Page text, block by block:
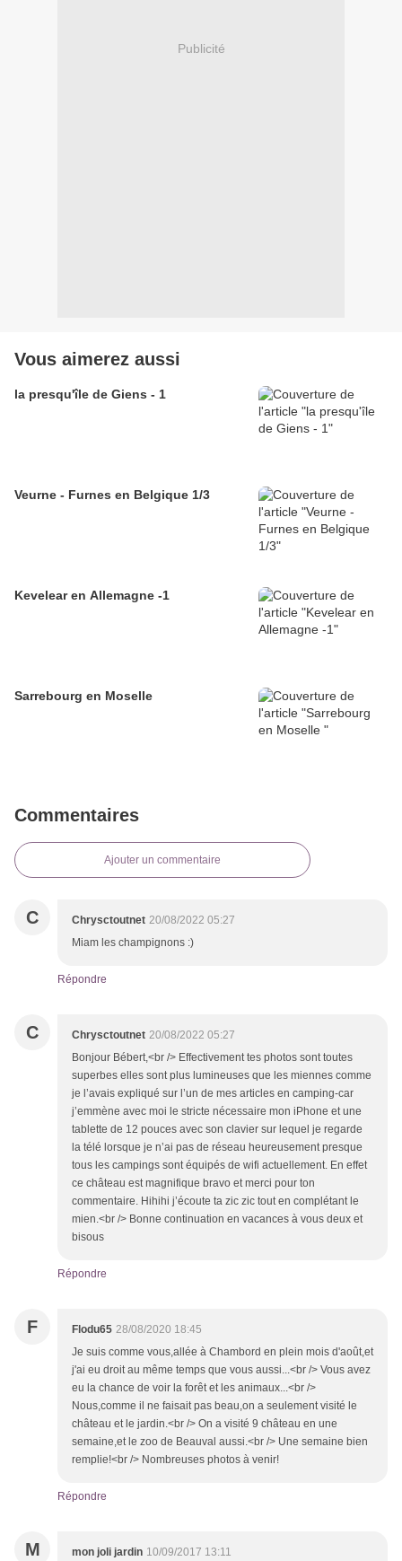
Publicité
Vous aimerez aussi
la presqu'île de Giens - 1
Veurne - Furnes en Belgique 1/3
Kevelear en Allemagne -1
Sarrebourg en Moselle
Commentaires
Ajouter un commentaire
C Chrysctoutnet 20/08/2022 05:27
Miam les champignons :)
Répondre
C Chrysctoutnet 20/08/2022 05:27
Bonjour Bébert,<br /> Effectivement tes photos sont toutes
superbes elles sont plus lumineuses que les miennes comme
je l’avais expliqué sur l’un de mes articles en camping-car
j’emmène avec moi le stricte nécessaire mon iPhone et une
tablette de 12 pouces avec son clavier sur lequel je regarde
la télé lorsque je n’ai pas de réseau heureusement presque
tous les campings sont équipés de wifi actuellement. En effet
ce château est magnifique bravo et merci pour ton
commentaire. Hihihi j’écoute ta zic zic tout en complétant le
mien.<br /> Bonne continuation en vacances à vous deux et
bisous
Répondre
F Flodu65 28/08/2020 18:45
Je suis comme vous,allée à Chambord en plein mois d'août,et
j'ai eu droit au même temps que vous aussi...<br /> Vous avez
eu la chance de voir la forêt et les animaux...<br />
Nous,comme il ne faisait pas beau,on a seulement visité le
château et le jardin.<br /> On a visité 9 château en une
semaine,et le zoo de Beauval aussi.<br /> Une semaine bien
remplie!<br /> Nombreuses photos à venir!
Répondre
M mon joli jardin 10/09/2017 13:11